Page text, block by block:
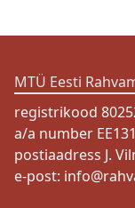
MTÜ Eesti
registrikood
a/a number
postiaadress J.
e-post: